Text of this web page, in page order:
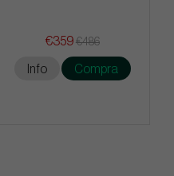
€359 €486
Info Compra